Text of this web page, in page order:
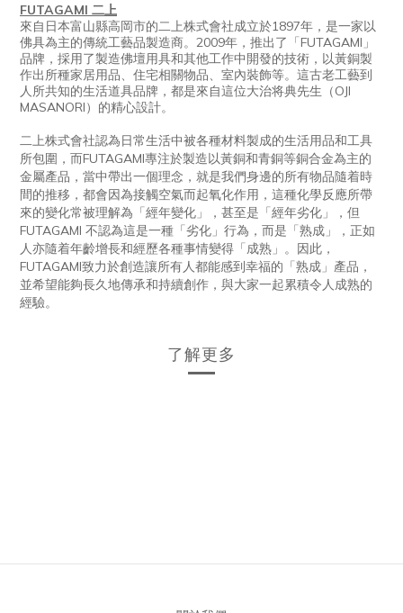
FUTAGAMI 二上
來自日本富山縣高岡市的二上株式會社成立於1897年，是一家以
佛具為主的傳統工藝品製造商。2009年，推出了「FUTAGAMI」
品牌，採用了製造佛壇用具和其他工作中開發的技術，以黃銅製
作出所種家居用品、住宅相關物品、室內裝飾等。這古老工藝到
人所共知的生活道具品牌，都是來自這位大治将典先生（OJI
MASANORI）的精心設計。
二上株式會社認為日常生活中被各種材料製成的生活用品和工具
所包圍，而FUTAGAMI專注於製造以黃銅和青銅等銅合金為主的
金屬產品，當中帶出一個理念，就是我們身邊的所有物品隨着時
間的推移，都會因為接觸空氣而起氧化作用，這種化學反應所帶
來的變化常被理解為「經年變化」，甚至是「經年劣化」，但
FUTAGAMI 不認為這是一種「劣化」行為，而是「熟成」，正如
人亦隨着年齡增長和經歷各種事情變得「成熟」。因此，
FUTAGAMI致力於創造讓所有人都能感到幸福的「熟成」產品，
並希望能夠長久地傳承和持續創作，與大家一起累積令人成熟的
經驗。
了解更多